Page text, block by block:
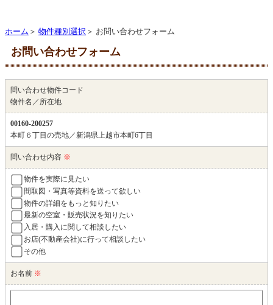
ホーム ＞ 物件種別選択 ＞ お問い合わせフォーム
お問い合わせフォーム
問い合わせ物件コード
物件名／所在地
00160-200257
本町６丁目の売地／新潟県上越市本町6丁目
問い合わせ内容 ※
物件を実際に見たい
間取図・写真等資料を送って欲しい
物件の詳細をもっと知りたい
最新の空室・販売状況を知りたい
入居・購入に関して相談したい
お店(不動産会社)に行って相談したい
その他
お名前 ※